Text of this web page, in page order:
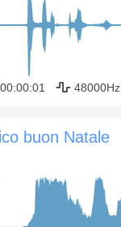
00:00:01 48000Hz
buon Natale